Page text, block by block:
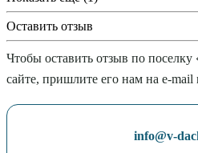
Оставить отзыв
Чтобы оставить отзыв по
сайте, пришлите его нам на e-
info@v-